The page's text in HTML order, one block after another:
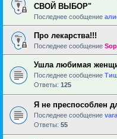
СВОЙ ВЫБОР"
Последнее сообщение
Про лекарства!!!
Последнее сообщение
Ушла любимая
Последнее сообщение
Ответы: 125
Я не преспособлен
Последнее сообщение
Ответы: 55